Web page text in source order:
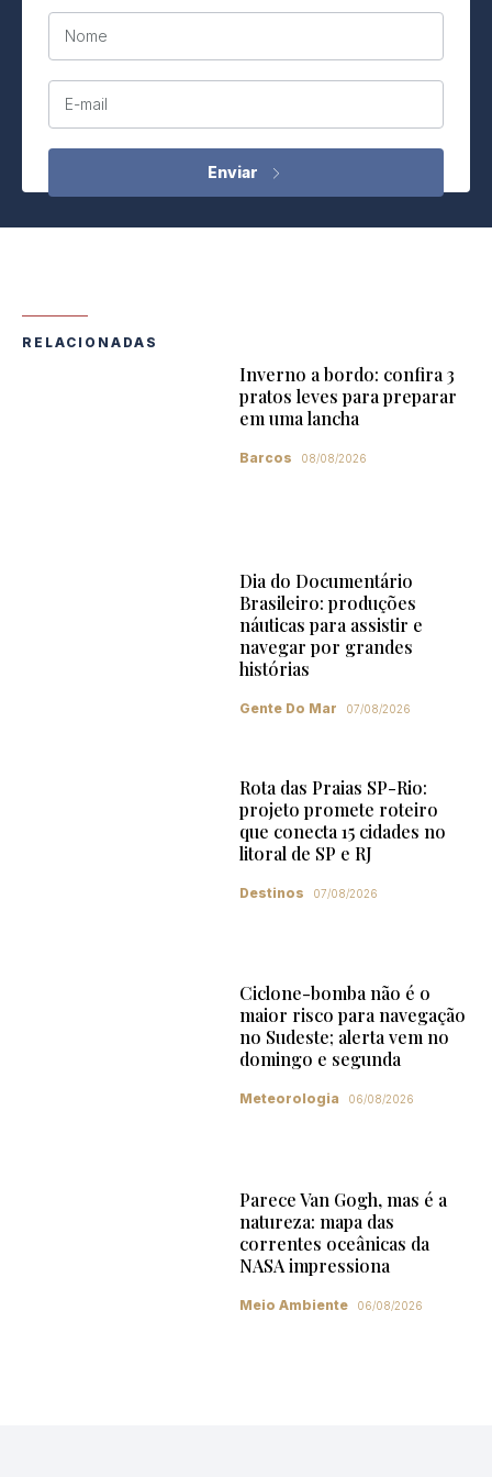
Nome
E-mail
RELACIONADAS
Inverno a bordo: confira 3
pratos leves para preparar
em uma lancha
Barcos 08/08/2026
Dia do Documentário
Brasileiro: produções
náuticas para assistir e
navegar por grandes
histórias
Gente Do Mar 07/08/2026
Rota das Praias SP-Rio:
projeto promete roteiro
que conecta 15 cidades no
litoral de SP e RJ
Destinos 07/08/2026
Ciclone-bomba não é o
maior risco para navegação
no Sudeste; alerta vem no
domingo e segunda
Meteorologia 06/08/2026
Parece Van Gogh, mas é a
natureza: mapa das
correntes oceânicas da
NASA impressiona
Meio Ambiente 06/08/2026